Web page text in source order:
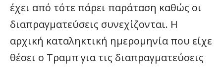
έχει από τότε πάρει παράταση καθώς οι
διαπραγματεύσεις συνεχίζονται. Η
αρχική καταληκτική ημερομηνία που είχε
θέσει ο Τραμπ για τις διαπραγματεύσεις